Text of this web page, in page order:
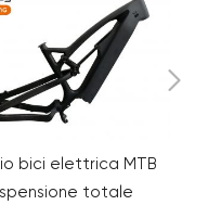
bici elettrica MTB
totale